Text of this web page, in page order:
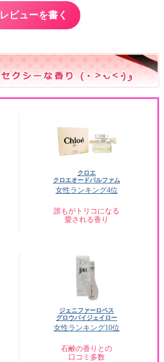
レビューを書く
クロエ
クロエオードパルファム
女性ランキング4位
誰もがトリコになる
愛される香り
ジェニファーロペス
グロウバイジェイロー
女性ランキング10位
石鹸の香りとの
口コミ多数